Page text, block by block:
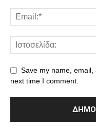
Save my name,
next time I comment.